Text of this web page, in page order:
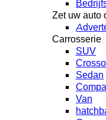
Zet uw auto
Carrosserie
SUV
Sedan
Van